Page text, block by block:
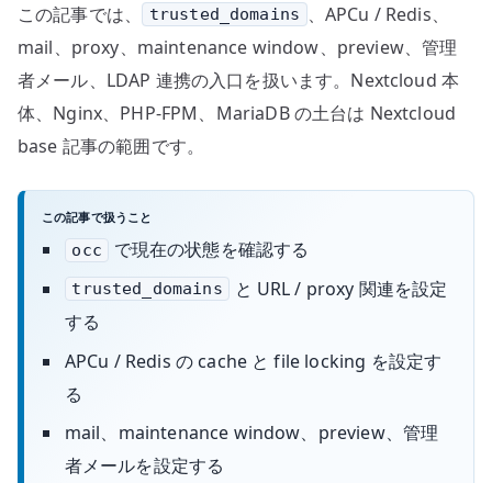
この記事では、 trusted_domains 、APCu / Redis、
mail、proxy、maintenance window、preview、管理
者メール、LDAP 連携の入口を扱います。Nextcloud 本
体、Nginx、PHP-FPM、MariaDB の土台は Nextcloud
base 記事の範囲です。
この記事で扱うこと
occ で現在の状態を確認する
trusted_domains
と URL / proxy 関連を設定
する
APCu / Redis の cache と file locking を設定す
る
mail、maintenance window、preview、管理
者メールを設定する